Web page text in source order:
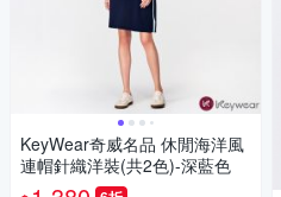
KeyWear奇威名品 休閒海洋風
連帽針織洋裝(共2色)-深藍色